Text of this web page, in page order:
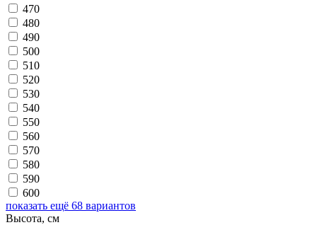
470
480
490
500
510
520
530
540
550
560
570
580
590
600
показать ещё 68 вариантов
Высота, см